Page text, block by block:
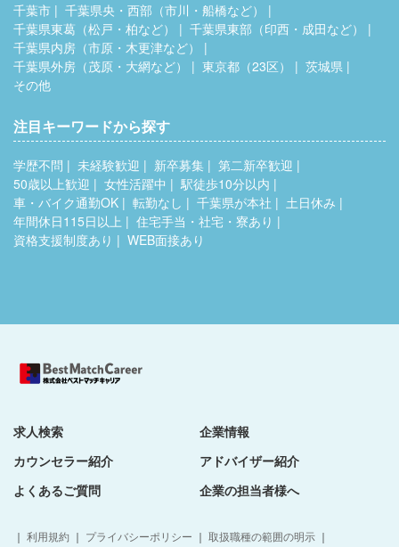
千葉市
千葉県央・西部（市川・船橋など）
千葉県東葛（松戸・柏など）
千葉県東部（印西・成田など）
千葉県内房（市原・木更津など）
千葉県外房（茂原・大網など）
東京都（23区）
茨城県
その他
注目キーワードから探す
学歴不問 未経験歓迎 新卒募集
第二新卒歓迎
50歳以上歓迎
女性活躍中
駅徒歩10分以内
車・バイク通勤OK
転勤なし 千葉県が本社
土日休み
年間休日115日以上
住宅手当・社宅・寮あり
資格支援制度あり
WEB面接あり
求人検索
企業情報
カウンセラー紹介
アドバイザー紹介
よくあるご質問
企業の担当者様へ
｜ 利用規約 ｜ プライバシーポリシー ｜ 取扱職種の範囲の明示 ｜